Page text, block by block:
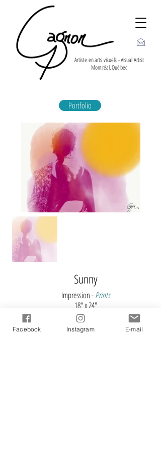
Artiste en arts visuels - Visual Artist
Montréal, Québec
Portfolio
Sunny
Impression -Prints
18" x 24"
2021
Galeries en ligne -Online G alleries
Facebook Instagram E-mail